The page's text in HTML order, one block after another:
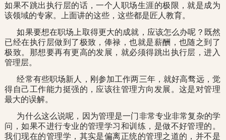
如果不跳出执行层的话，一个人职场生涯的极限，就是成为
该领域的专家。上面讲的这些，这些都是匠人教育。
如果要想在职场上取得更大的成就，应该怎么办呢？既然
已经在执行层做到了极致，俸禄，也就是薪酬，也随之到了
极致。那想要再有更高的发展，就必须得跳出执行层，进入
管理层。
经常有些职场新人，刚参加工作两三年，就好高骛远，觉
得自己工作能力挺强的，应该往管理方向发展。这是对管理
最大的误解。
为什么这么说呢，因为管理是一门非常专业非常复杂的学
问，如果不进行专业的管理学习和训练，是做不好管理的。
我们现在的管理学，其实是偏离正统的管理之道的，并不是